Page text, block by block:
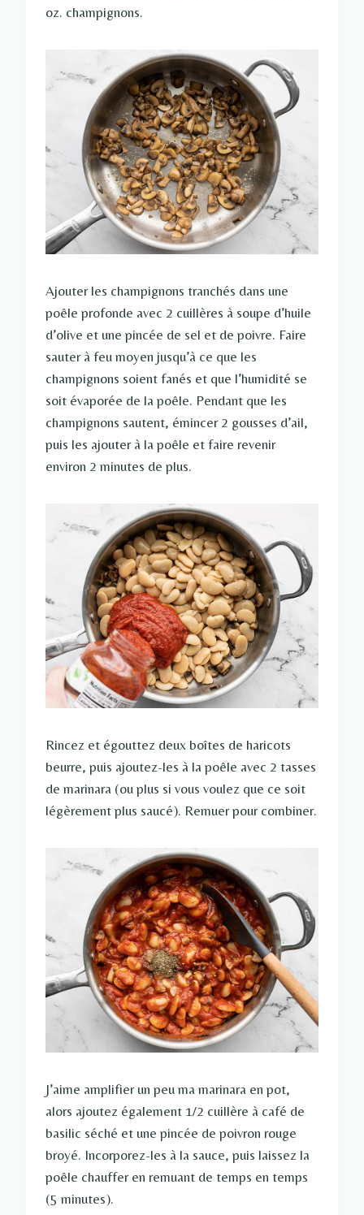
oz. champignons.
Ajouter les champignons tranchés dans une
poêle profonde avec 2 cuillères à soupe d’huile
d’olive et une pincée de sel et de poivre. Faire
sauter à feu moyen jusqu’à ce que les
champignons soient fanés et que l’humidité se
soit évaporée de la poêle. Pendant que les
champignons sautent, émincer 2 gousses d’ail,
puis les ajouter à la poêle et faire revenir
environ 2 minutes de plus.
Rincez et égouttez deux boîtes de haricots
beurre, puis ajoutez-les à la poêle avec 2 tasses
de marinara (ou plus si vous voulez que ce soit
légèrement plus saucé). Remuer pour combiner.
J’aime amplifier un peu ma marinara en pot,
alors ajoutez également 1/2 cuillère à café de
basilic séché et une pincée de poivron rouge
broyé. Incorporez-les à la sauce, puis laissez la
poêle chauffer en remuant de temps en temps
(5 minutes).